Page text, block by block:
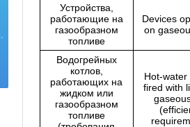
Устройства,
работающие на
газообразном
топливе
Devices
on
Водогрейных
котлов,
работающих на
жидком или
газообразном
топливе
Hot-water
fired with